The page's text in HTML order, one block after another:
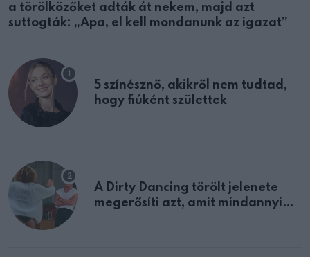
a törölközőket adták át nekem, majd azt
suttogták: „Apa, el kell mondanunk az igazat”
5 színésznő, akikről nem tudtad,
hogy fiúként születtek
A Dirty Dancing törölt jelenete
megerősíti azt, amit mindannyian